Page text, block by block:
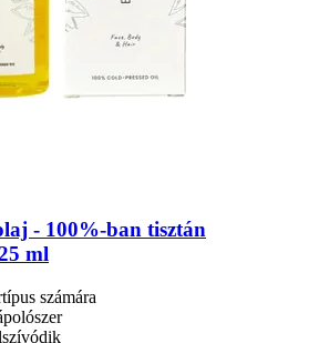
-​ 100%-​ban tisztán
ml
számára